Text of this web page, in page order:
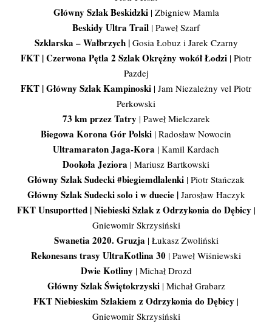
Główny Szlak Beskidzki| Zbigniew Mamla
Beskidy Ultra Trail | Paweł Szarf
Szklarska – Wałbrzych | Gosia Łobuz i Jarek Czarny
FKT | Czerwona Pętla 2 Szlak Okrężny wokół Łodzi | Piotr
Pazdej
FKT | Główny Szlak Kampinoski | Jam Niezależny vel Piotr
Perkowski
73 km przez Tatry | Paweł Mielczarek
Biegowa Korona Gór Polski | Radosław Nowocin
Ultramaraton Jaga-Kora | Kamil Kardach
Dookoła Jeziora | Mariusz Bartkowski
Główny Szlak Sudecki #biegiemdlalenki | Piotr Stańczak
Główny Szlak Sudecki solo i w duecie |Jarosław Haczyk
FKT Unsuportted | Niebieski Szlak z Odrzykonia do Dębicy |
Gniewomir Skrzysiński
Swanetia 2020. Gruzja | Łukasz Zwoliński
Rekonesans trasy UltraKotlina 30 | Paweł Wiśniewski
Dwie Kotliny | Michał Drozd
Główny Szlak Świętokrzyski | Michał Grabarz
FKT Niebieskim Szlakiem z Odrzykonia do Dębicy |
Gniewomir Skrzysiński